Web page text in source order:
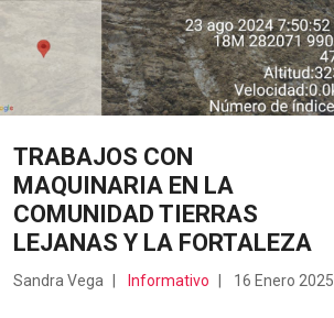
TRABAJOS CON
MAQUINARIA EN LA
COMUNIDAD TIERRAS
LEJANAS Y LA FORTALEZA
Sandra Vega Informativo 16 Enero 2025